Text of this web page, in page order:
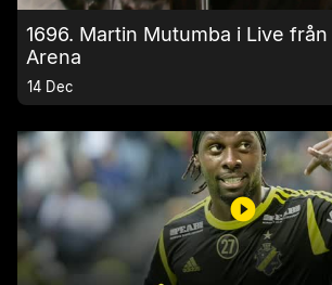
1696. Martin Mutumba i Live
Arena
14 Dec